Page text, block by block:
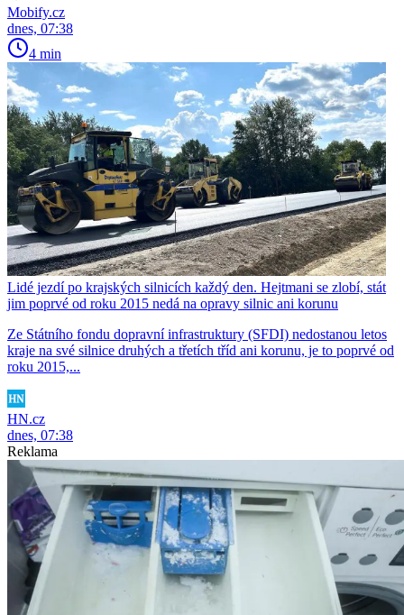
Mobify.cz
dnes, 07:38
4 min
Lidé jezdí po krajských silnicích každý den. Hejtmani se zlobí, stát
jim poprvé od roku 2015 nedá na opravy silnic ani korunu
Ze Státního fondu dopravní infrastruktury (SFDI) nedostanou letos
kraje na své silnice druhých a třetích tříd ani korunu, je to poprvé od
roku 2015,...
HN.cz
dnes, 07:38
Reklama